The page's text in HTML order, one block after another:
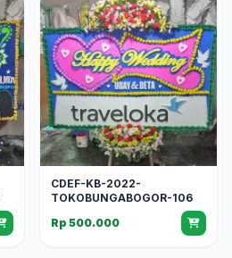
CDEF-KB-2022-
TOKOBUNGABOGOR-106
Rp 500.000